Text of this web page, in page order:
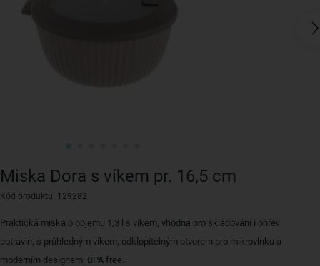
Miska Dora s víkem pr. 16,5 cm
Kód produktu 129282
Praktická miska o objemu 1,3 l s víkem, vhodná pro skladování i ohřev
potravin, s průhledným víkem, odklopitelným otvorem pro mikrovlnku a
moderním designem, BPA free.